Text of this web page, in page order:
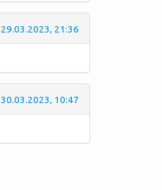
29.03.2023, 21:36
30.03.2023, 10:47